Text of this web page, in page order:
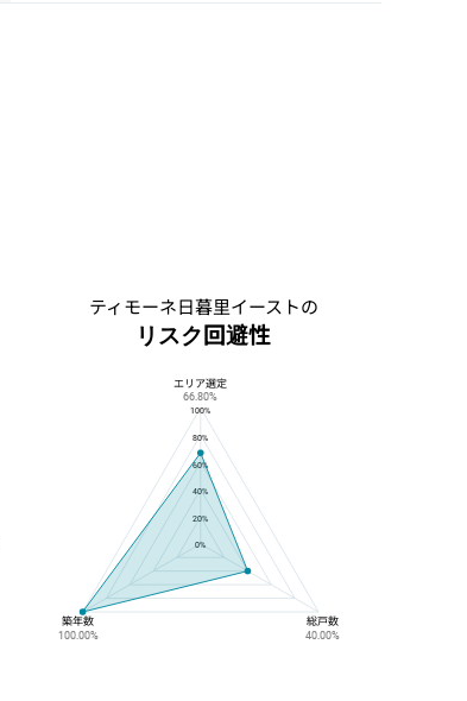
ティモーネ日暮里イーストの
リスク回避性
ティモーネ日暮里イーストのリスク回避性
100%
80%
60%
40%
20%
0%
エリア選定
66.80%
築年数
100.00%
総戸数
40.00%